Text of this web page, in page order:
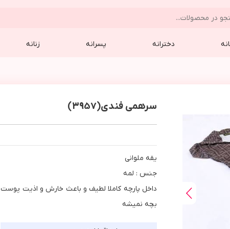
دخترانه پسرانه زنانه
سرهمی فندی(3957)
يقه ملواني
جنس : لمه
داخل پارچه كاملا لطيف و باعث خارش و اذيت پوست
بچه نميشه